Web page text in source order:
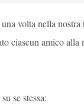
volta nella nostra
ciascun amico alla
se stessa: